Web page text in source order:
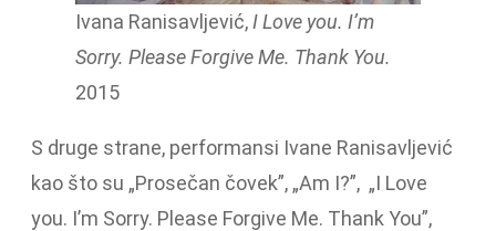
Ivana Ranisavljević, I Love you. I’m
Sorry. Please Forgive Me. Thank You.
2015
S druge strane, performansi Ivane Ranisavljević
kao što su „Prosečan čovek”, „Am I?”, „I Love
you. I’m Sorry. Please Forgive Me. Thank You”,